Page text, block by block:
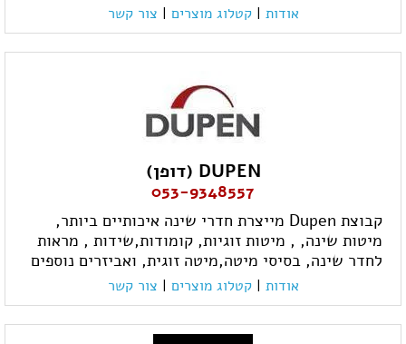
אודות | קטלוג מוצרים | צור קשר
DUPEN (דופן)
053-9348557
קבוצת Dupen מייצרת חדרי שינה איכותיים ביותר,
מיטות שינה, , מיטות זוגיות, קומודות,שידות , מראות
לחדר שינה, בסיסי מיטה,מיטה זוגית, ואביזרים נוספים
אודות | קטלוג מוצרים | צור קשר